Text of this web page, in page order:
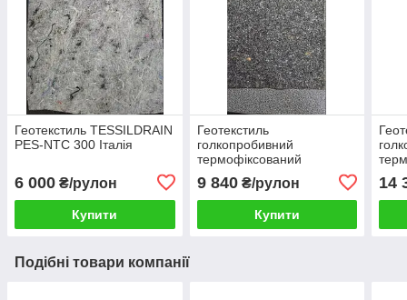
Геотекстиль TESSILDRAIN
PES-NTC 300 Італія
6 000 ₴/рулон
Купити
Геотекстиль
голкопробивний
термофіксований
Румунія 1,2Х205 (246М2)
9 840₴/рулон
Купити
14
Подібні товари компанії